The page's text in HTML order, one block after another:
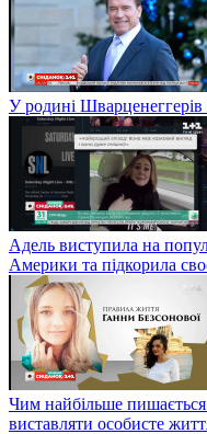
У родині
Адель виступила на
Америки та підкорила
Чим найбільше
виставляти особисте